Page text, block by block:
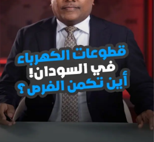
02:34